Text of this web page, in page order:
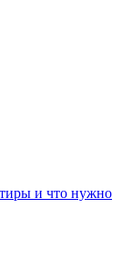
и что нужно